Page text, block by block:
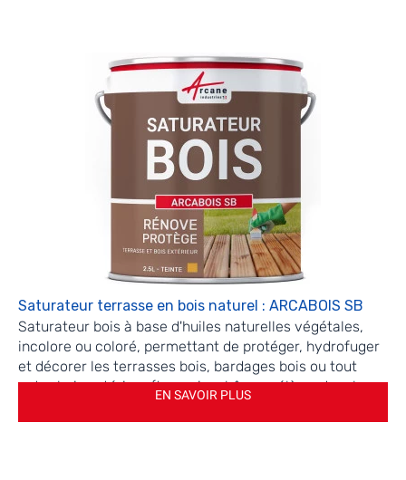
Saturateur terrasse en bois naturel : ARCABOIS SB
Saturateur bois à base d'huiles naturelles végétales,
incolore ou coloré, permettant de protéger, hydrofuger
et décorer les terrasses bois, bardages bois ou tout
autre bois extérieur (type pin, chêne, mélèze, douglas,
etc.), tout en gardant l'aspect naturel du support.
EN SAVOIR PLUS